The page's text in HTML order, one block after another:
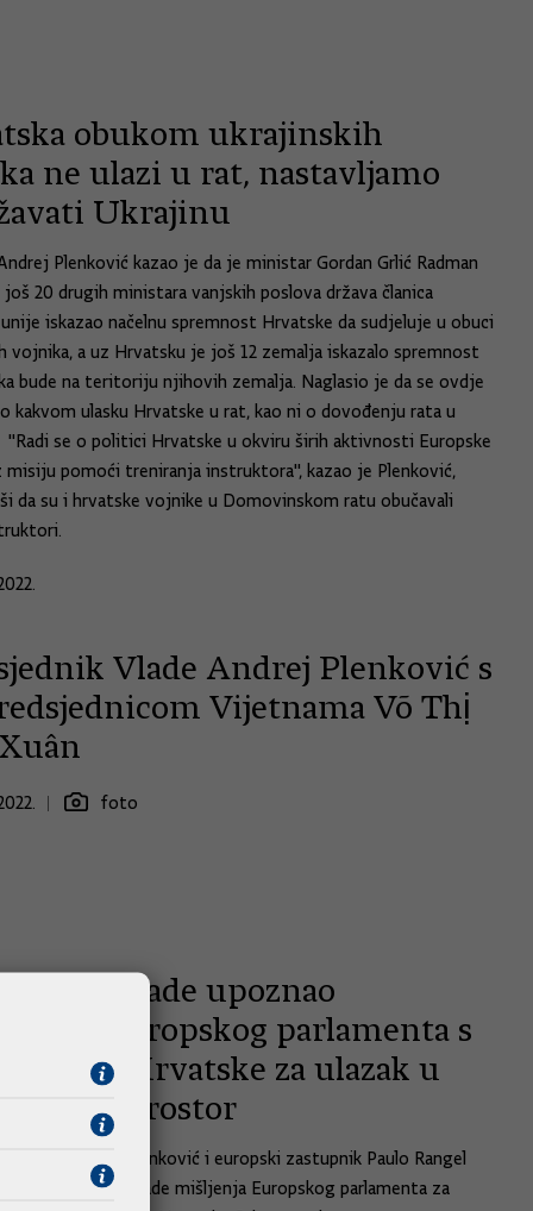
obukom ukrajinskih
ne ulazi u rat, nastavljamo
Ukrajinu
Plenković kazao je da je ministar Gordan Grlić Radman
20 drugih ministara vanjskih poslova država članica
unije iskazao načelnu spremnost Hrvatske da sudjeluje u obuci
vojnika, a uz Hrvatsku je još 12 zemalja iskazalo spremnost
bude na teritoriju njihovih zemalja. Naglasio je da se ovdje
kakvom ulasku Hrvatske u rat, kao ni o dovođenju rata u
"Radi se o politici Hrvatske u okviru širih aktivnosti Europske
misiju pomoći treniranja instruktora", kazao je Plenković,
da su i hrvatske vojnike u Domovinskom ratu obučavali
Vlade Andrej Plenković s
Vijetnama Võ Thị
foto
Vlade upoznao
Europskog parlamenta s
Hrvatske za ulazak u
prostor
Vlade Andrej Plenković i europski zastupnik Paulo Rangel
su o dinamici izrade mišljenja Europskog parlamenta za